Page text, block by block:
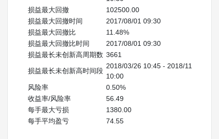
损益最大回撤
102500.00
损益最大回撤时间
2017/08/01 09:30
损益最大回撤比
11.48%
损益最大回撤比时间
2017/08/01 09:30
损益最长未创新高周期数 3661
损益最长未创新高时间段
2018/03/26 10:45 - 2018/11/21
10:00
风险率
0.50%
收益率/风险率
56.49
每手最大亏损
1380.00
每手平均盈亏
74.55